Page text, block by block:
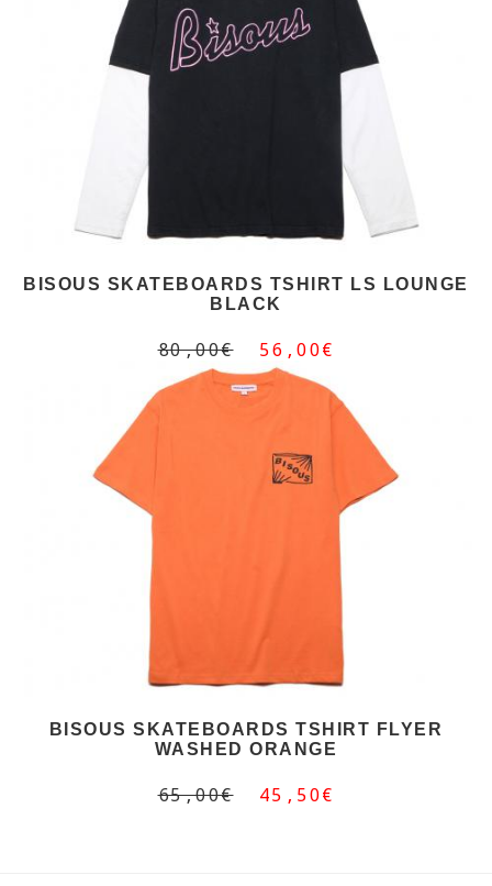
BISOUS SKATEBOARDS TSHIRT LS LOUNGE
BLACK
80,00€ 56,00€
BISOUS SKATEBOARDS TSHIRT FLYER
WASHED ORANGE
65,00€ 45,50€